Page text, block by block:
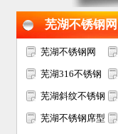
芜湖不锈钢网
芜湖不锈钢网
芜湖316不锈钢
网
芜湖斜纹不锈钢
网
芜湖不锈钢席型